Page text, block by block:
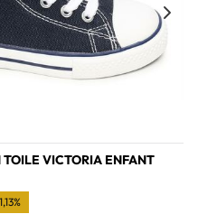
TOILE VICTORIA ENFANT